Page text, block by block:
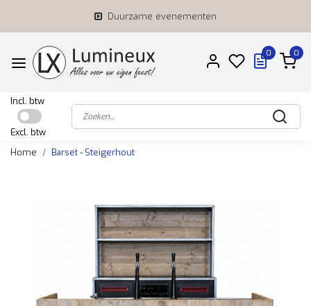
Duurzame evenementen
0 0
Incl. btw
Excl. btw
Home
Barset - Steigerhout